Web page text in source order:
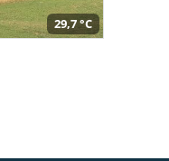
29,7 °C